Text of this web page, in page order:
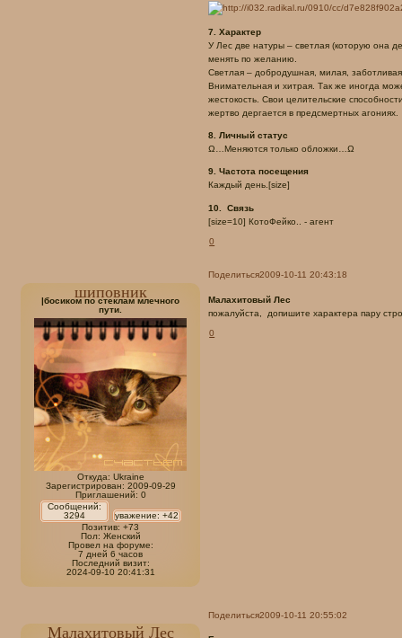
7. Характер
У Лес две натуры – светлая (которую она
менять по желанию.
Светлая – добродушная, милая,
Внимательная и хитрая. Так же иногда
жестокость. Свои целительские
жертво дергается в предсмертных агониях.
8. Личный статус
Ω…Меняются только обложки…Ω
9. Частота посещения
Каждый день.[size]
10. Связь
[size=10] КотоФейко.. - агент
0
Поделиться2009-10-11 20:43:18
шиповник
|босиком по стеклам млечного
пути.
Откуда: Ukraine
Зарегистрирован: 2009-09-29
Приглашений: 0
Сообщений:
3294
уважение: +42
Позитив: +73
Пол: Женский
Провел на форуме:
7 дней 6 часов
Последний визит:
2024-09-10 20:41:31
Малахитовый Лес
пожалуйста, допишите характера пару
0
Поделиться2009-10-11 20:55:02
Малахитовый Лес